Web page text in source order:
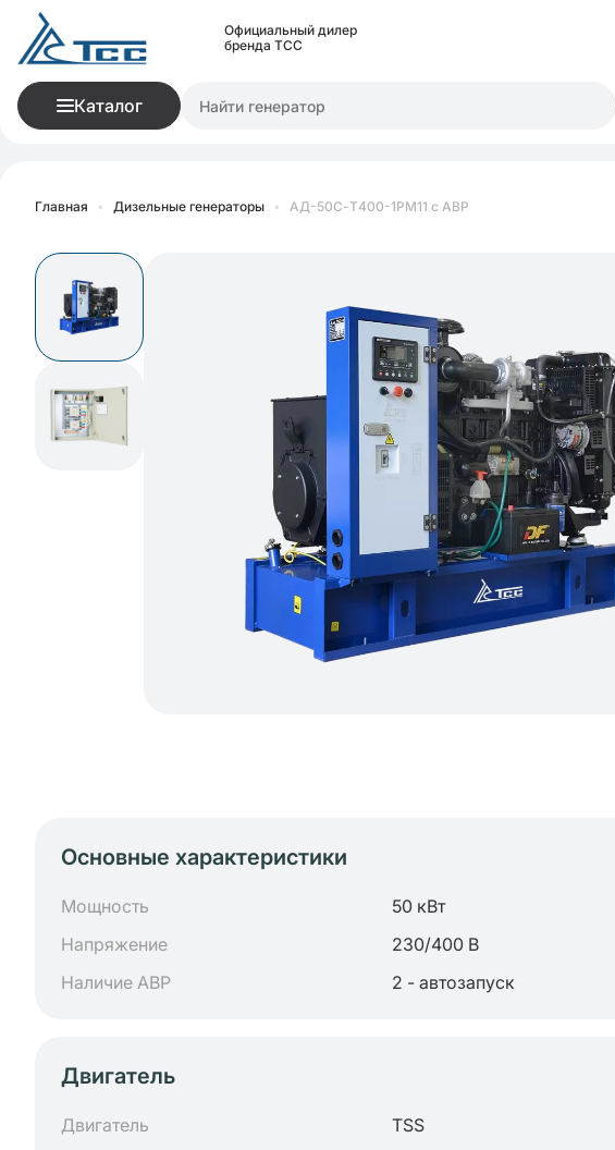
Официальный дилер
бренда ТСС
Каталог
Главная • Дизельные генераторы • АД-50С-Т400-1РМ11 с АВР
Основные характеристики
Мощность 50 кВт
Напряжение
230/400 В
Наличие АВР
2 - автозапуск
Двигатель
Двигатель TSS